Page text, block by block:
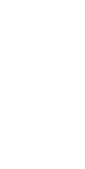
Yüksek Hız
Çözümü
dayanıklılık ve
sunar. Uzun
Belirleyen
İşlemci, RAM,
ve verimli